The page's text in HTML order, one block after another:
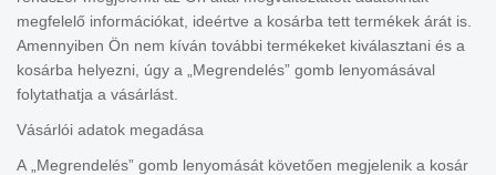
megfelelő információkat, ideértve a kosárba tett termékek árát is.
Amennyiben Ön nem kíván további termékeket kiválasztani és a
kosárba helyezni, úgy a „Megrendelés” gomb lenyomásával
folytathatja a vásárlást.
Vásárlói adatok megadása
A „Megrendelés” gomb lenyomását követően megjelenik a kosár